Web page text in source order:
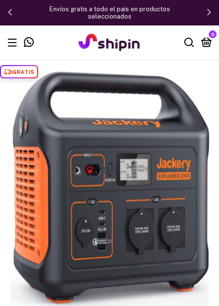
Envíos gratis a todo el país en productos
seleccionados
0
GRATIS